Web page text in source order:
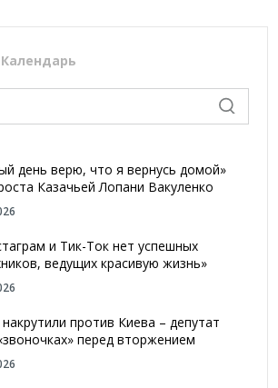
Календарь
день верю, что я вернусь домой»
Казачьей Лопани Вакуленко
и Тик-Ток нет успешных
ведущих красивую жизнь»
против Киева – депутат
перед вторжением